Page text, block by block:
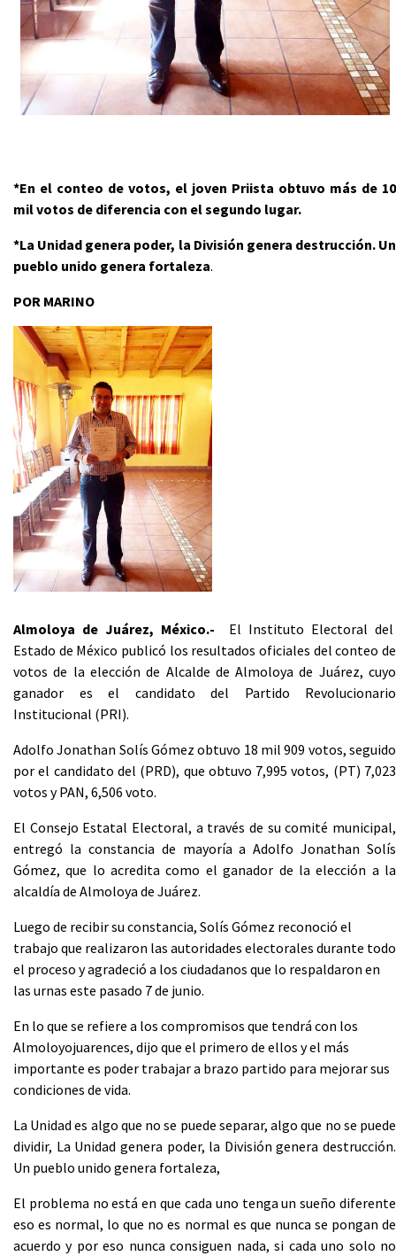
*En el conteo de votos, el joven Priista obtuvo más de 10
mil votos de diferencia con el segundo lugar.
*La Unidad genera poder, la División genera destrucción. Un
pueblo unido genera fortaleza.
POR MARINO
Almoloya de Juárez, México.- El Instituto Electoral del
Estado de México publicó los resultados oficiales del conteo de
votos de la elección de Alcalde de Almoloya de Juárez, cuyo
ganador es el candidato del Partido Revolucionario
Institucional (PRI).
Adolfo Jonathan Solís Gómez obtuvo 18 mil 909 votos, seguido
por el candidato del (PRD), que obtuvo 7,995 votos, (PT) 7,023
votos y PAN, 6,506 voto.
El Consejo Estatal Electoral, a través de su comité municipal,
entregó la constancia de mayoría a Adolfo Jonathan Solís
Gómez, que lo acredita como el ganador de la elección a la
alcaldía de Almoloya de Juárez.
Luego de recibir su constancia, Solís Gómez reconoció el
trabajo que realizaron las autoridades electorales durante todo
el proceso y agradeció a los ciudadanos que lo respaldaron en
las urnas este pasado 7 de junio.
En lo que se refiere a los compromisos que tendrá con los
Almoloyojuarences, dijo que el primero de ellos y el más
importante es poder trabajar a brazo partido para mejorar sus
condiciones de vida.
La Unidad es algo que no se puede separar, algo que no se puede
dividir, La Unidad genera poder, la División genera destrucción.
Un pueblo unido genera fortaleza,
El problema no está en que cada uno tenga un sueño diferente
eso es normal, lo que no es normal es que nunca se pongan de
acuerdo y por eso nunca consiguen nada, si cada uno solo no